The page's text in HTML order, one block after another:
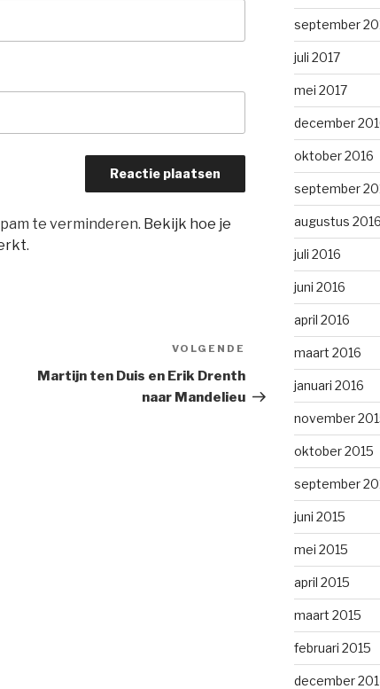
te verminderen. Bekijk hoe je
.
Volgend
bericht
VOLGENDE
Martijn ten Duis en Erik Drenth
naar Mandelieu
september
juli 2017
mei 2017
december
oktober 2016
september
augustus 2016
juli 2016
juni 2016
april 2016
maart 2016
januari 2016
november
oktober 2015
september
juni 2015
mei 2015
april 2015
maart 2015
februari 2015
december